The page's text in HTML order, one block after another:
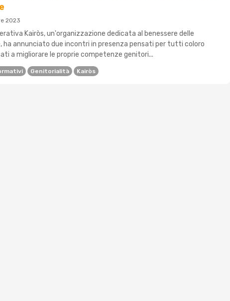
2023
Kairòs, un'organizzazione dedicata al benessere delle
ha annunciato due incontri in presenza pensati per tutti coloro
a migliorare le proprie competenze genitori...
Genitorialità Kairòs